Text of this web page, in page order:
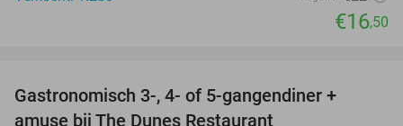
€16,50
Gastronomisch 3-, 4- of 5-gangendiner +
amuse bij The Dunes Restaurant